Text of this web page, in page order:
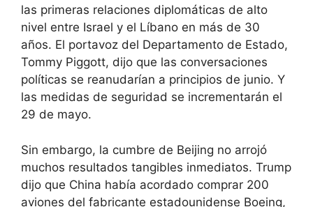
las primeras relaciones diplomáticas de alto
nivel entre Israel y el Líbano en más de 30
años. El portavoz del Departamento de Estado,
Tommy Piggott, dijo que las conversaciones
políticas se reanudarían a principios de junio. Y
las medidas de seguridad se incrementarán el
29 de mayo.
Sin embargo, la cumbre de Beijing no arrojó
muchos resultados tangibles inmediatos. Trump
dijo que China había acordado comprar 200
aviones del fabricante estadounidense Boeing,